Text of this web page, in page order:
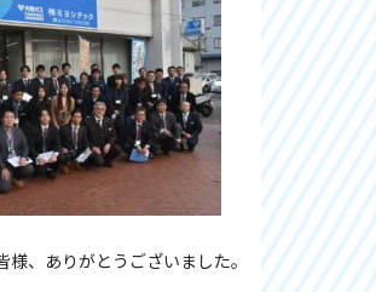
様、ありがとうございました。